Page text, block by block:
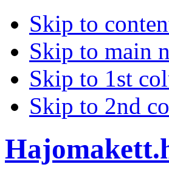
Skip to
Skip to main
Skip to 1st
Skip to 2nd